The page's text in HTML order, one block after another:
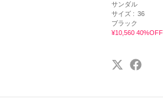
サンダル
サイズ : 36
ブラック
¥10,560 40%OFF